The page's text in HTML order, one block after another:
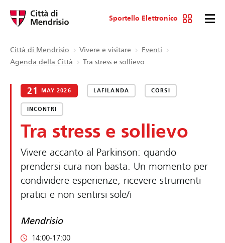
Sportello Elettronico
Città di Mendrisio Vivere e visitare
Eventi
Agenda della Città
Tra stress e sollievo
21 MAY 2026 LAFILANDA CORSI
INCONTRI
Tra stress e sollievo
Vivere accanto al Parkinson: quando
prendersi cura non basta. Un momento per
condividere esperienze, ricevere strumenti
pratici e non sentirsi sole/i
Mendrisio
14:00-17:00